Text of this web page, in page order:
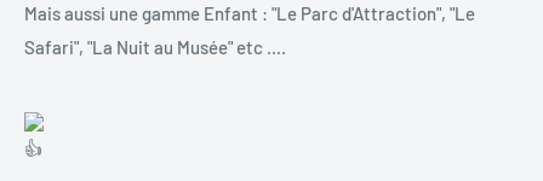
Mais aussi une gamme Enfant : "Le Parc d'Attraction", "Le
Safari", "La Nuit au Musée" etc ....